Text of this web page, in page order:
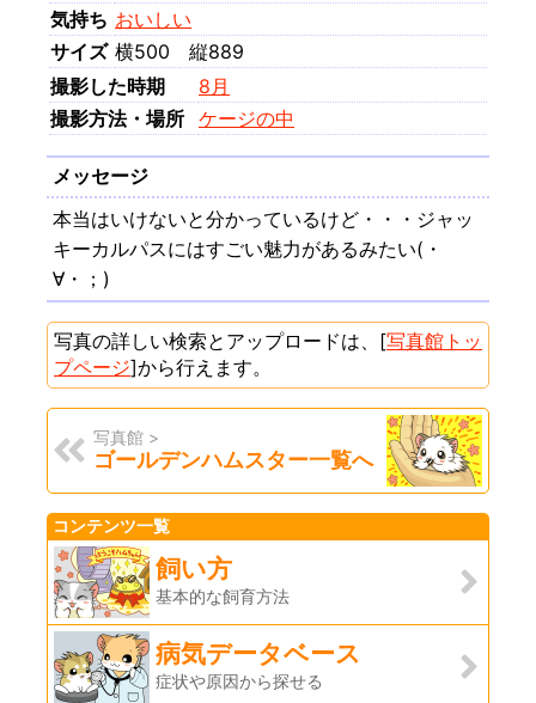
気持ち おいしい
サイズ 横500 縦889
撮影した時期
8月
撮影方法・場所 ケージの中
メッセージ
本当はいけないと分かっているけど・・・ジャッ
キーカルパスにはすごい魅力があるみたい(・
∀・；)
写真の詳しい検索とアップロードは、[写真館トッ
プページ]から行えます。
写真館 >
ゴールデンハムスター一覧へ
コンテンツ一覧
飼い方
基本的な飼育方法
病気データベース
症状や原因から探せる